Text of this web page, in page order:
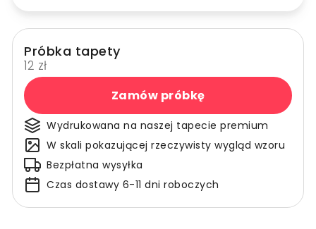
Próbka tapety
12 zł
Zamów próbkę
Wydrukowana na naszej tapecie premium
W skali pokazującej rzeczywisty wygląd wzoru
Bezpłatna wysyłka
Czas dostawy 6-11 dni roboczych